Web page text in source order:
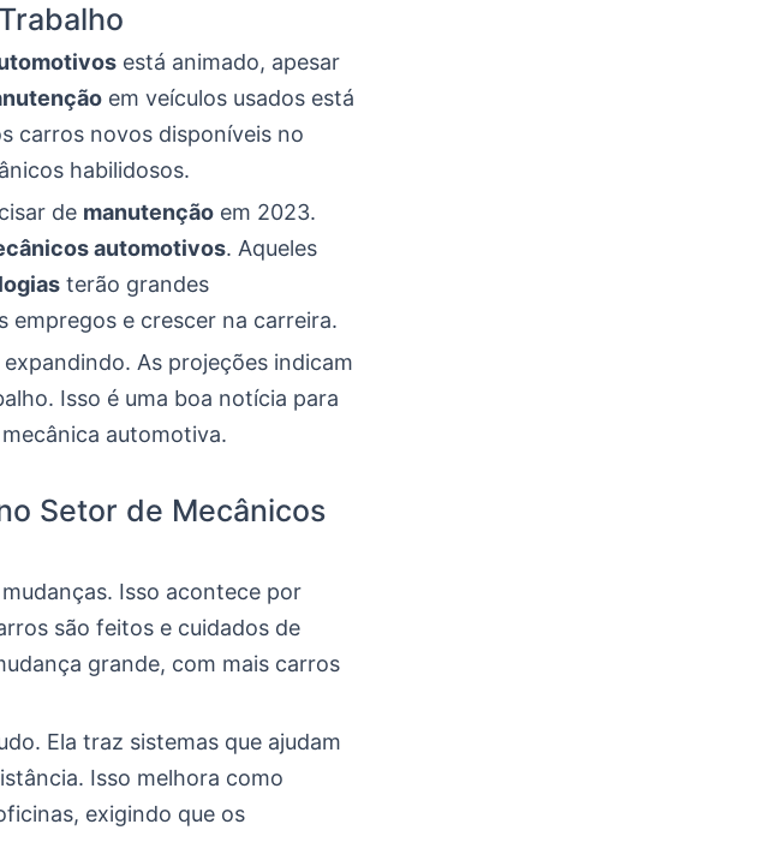
está animado, apesar
em veículos usados está
carros novos disponíveis no
habilidosos.
de manutenção em 2023.
automotivos. Aqueles
terão grandes
empregos e crescer na carreira.
As projeções indicam
Isso é uma boa notícia para
automotiva.
Setor de Mecânicos
Isso acontece por
são feitos e cuidados de
grande, com mais carros
Ela traz sistemas que ajudam
Isso melhora como
exigindo que os